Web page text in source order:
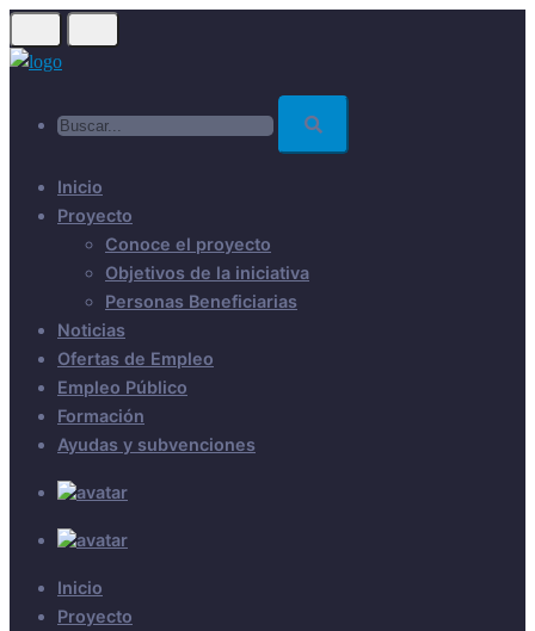
Skip
to
Inicio
Proyecto
Conoce el proyecto
Objetivos de la iniciativa
Personas Beneficiarias
Noticias
Ofertas de Empleo
Empleo Público
Formación
Ayudas y subvenciones
Inicio
Proyecto